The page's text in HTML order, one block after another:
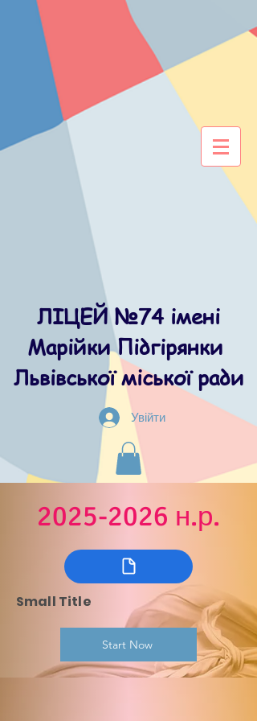
ЛІЦЕЙ №74 імені
Марійки Підгірянки
Львівської міської ради
Увійти
2025-2026 н.р.
Small Title
Start Now